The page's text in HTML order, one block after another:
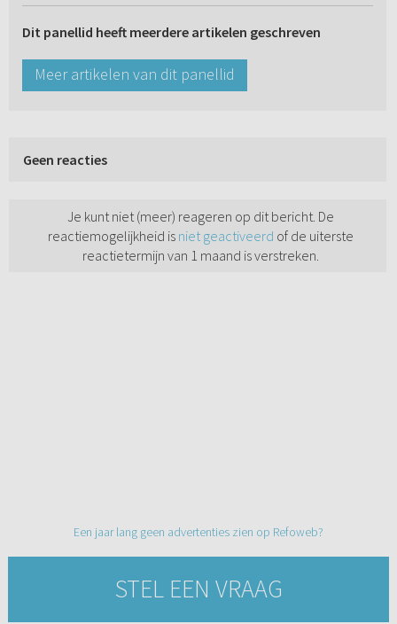
Dit panellid heeft meerdere artikelen geschreven
Meer artikelen van dit panellid
Geen reacties
Je kunt niet (meer) reageren op dit bericht. De
reactiemogelijkheid is niet geactiveerd of de uiterste
reactietermijn van 1 maand is verstreken.
Een jaar lang geen advertenties zien op Refoweb?
STEL EEN VRAAG